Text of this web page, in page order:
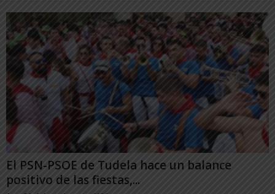
El PSN-PSOE de Tudela hace un balance
positivo de las fiestas,...